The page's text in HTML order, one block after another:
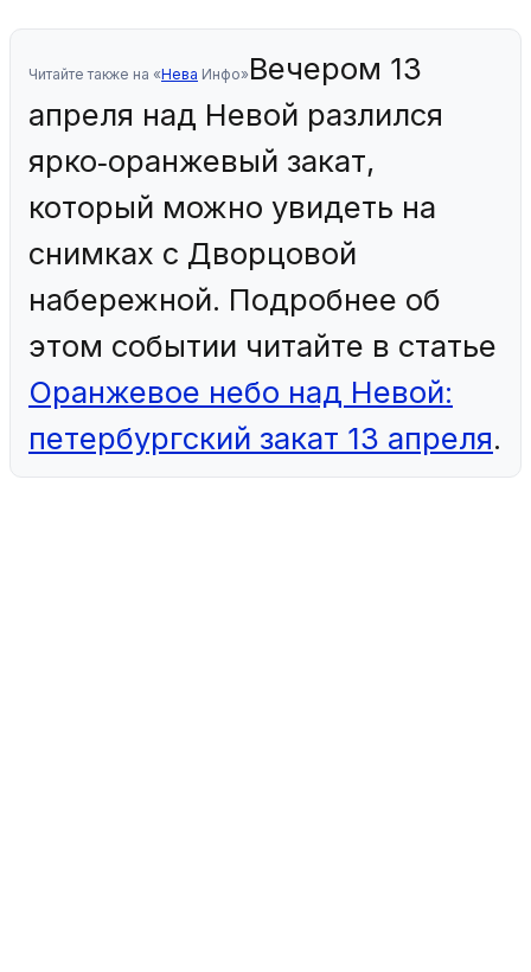
Читайте также на «Нева Инфо» Вечером 13
апреля над Невой разлился
ярко‑оранжевый закат,
который можно увидеть на
снимках с Дворцовой
набережной. Подробнее об
этом событии читайте в статье
Оранжевое небо над Невой:
петербургский закат 13 апреля.